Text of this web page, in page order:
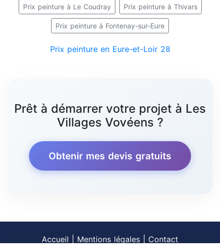
Prix peinture à Le Coudray Prix peinture à Thivars
Prix peinture à Fontenay-sur-Eure
Prix peinture en Eure-et-Loir 28
Prêt à démarrer votre projet à Les
Villages Vovéens ?
Obtenir mes devis gratuits
Accueil Mentions légales Contact